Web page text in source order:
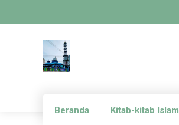
Beranda Kitab-kitab Islam